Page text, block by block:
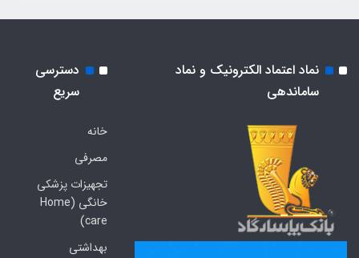
نماد اعتماد الکترونیک و نماد
ساماندهی
دسترسی
سریع
خانه
مصرفی
تجهیزات پزشکی
خانگی (Home
care)
بهداشتی